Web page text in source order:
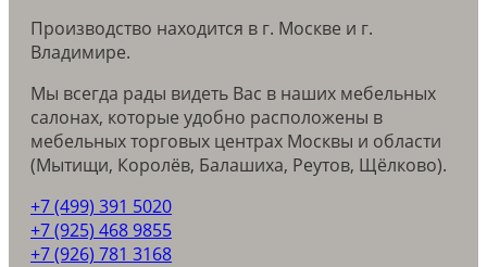
Производство находится в г. Москве и г.
Владимире.
Мы всегда рады видеть Вас в наших мебельных
салонах, которые удобно расположены в
мебельных торговых центрах Москвы и области
(Мытищи, Королёв, Балашиха, Реутов, Щёлково).
+7 (499) 391 5020
+7 (925) 468 9855
+7 (926) 781 3168